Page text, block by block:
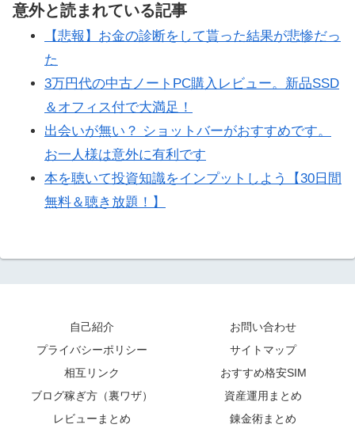
意外と読まれている記事
【悲報】お金の診断をして貰った結果が悲惨だっ
た
3万円代の中古ノートPC購入レビュー。新品SSD
＆オフィス付で大満足！
出会いが無い？ ショットバーがおすすめです。
お一人様は意外に有利です
本を聴いて投資知識をインプットしよう【30日間
無料＆聴き放題！】
自己紹介
お問い合わせ
プライバシーポリシー
サイトマップ
相互リンク
おすすめ格安SIM
ブログ稼ぎ方（裏ワザ）
資産運用まとめ
レビューまとめ
錬金術まとめ